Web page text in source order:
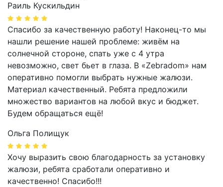
Раиль Кускильдин
Спасибо за качественную работу! Наконец-то мы
нашли решение нашей проблеме: живём на
солнечной стороне, спать уже с 4 утра
невозможно, свет бьет в глаза. В «Zebradom» нам
оперативно помогли выбрать нужные жалюзи.
Материал качественный. Ребята предложили
множество вариантов на любой вкус и бюджет.
Будем обращаться ещё!
Ольга Полищук
Хочу выразить свою благодарность за установку
жалюзи, ребята сработали оперативно и
качественно! Спасибо!!!